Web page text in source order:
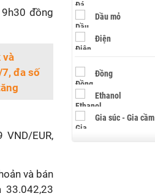
đồng
và
đa số
EUR,
và bán
33.042,23
Dầu mỏ
Điện
Đồng
Ethanol
Gia súc - Gia cầm